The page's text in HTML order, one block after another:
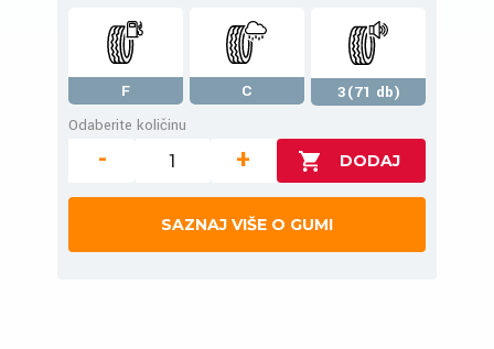
F C
3(71 db)
Odaberite količinu
- +
SAZNAJ VIŠE O GUMI